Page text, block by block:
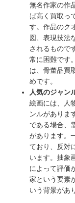
無名作家の作
ば高く買取っ
す。作品のク
図、表現技法
されるもので
常に困難です
は、骨董品買
めです。
人気のジャン
絵画には、人
ンルがありま
である場合、
があります。
ており、反対
います。抽象
によって評価
家という要素
いう背景があ